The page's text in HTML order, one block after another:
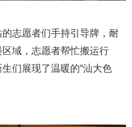
志愿者们手持引导牌，耐
域，志愿者帮忙搬运行
们展现了温暖的“汕大色